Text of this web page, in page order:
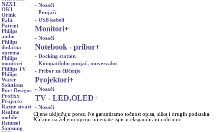
NZXT
OKI
Orink
Palit
Patriot
Philips
audio
Philips
dodatna
oprema
Philips
monitori
Philips TV
Philips
Water
Solutions
Port Designs
Profixx
Projecto
Razne stvari
Realme
mobile
Renusol
Samsung
- Nosači
- Punjači
- USB kabeli
Monitori+
- Nosači
Notebook - pribor+
- Docking station
- Kompatibilni punjač, univerzalni
- Pribor za čišćenje
Projektori+
- Nosači
TV - LED,OLED+
- Nosači
Cijene uključuju porez. Ne garantiramo točnost opisa, slika i drugih podataka.
Klikom na željenu opciju mijenjate ispis u ekspandirani i obrnuto.